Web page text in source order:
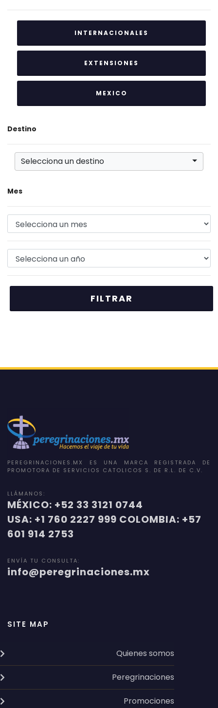
INTERNACIONALES
EXTENSIONES
MEXICO
Destino
Selecciona un destino
Mes
PEREGRINACIONES.MX ES UNA MARCA REGISTRADA DE
PROMOTORA DE SERVICIOS CATOLICOS S. DE R.L. DE C.V.
LLÁMANOS:
MÉXICO: +52 33 3121 0744
USA: +1 760 2227 999 COLOMBIA: +57
601 914 2753
ENVÍA TU CONSULTA:
info@peregrinaciones.mx
SITE MAP
Quienes somos
Peregrinaciones
Promociones